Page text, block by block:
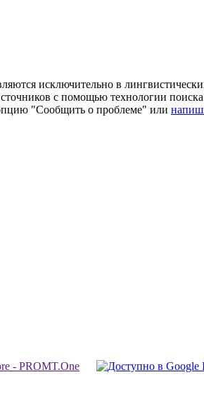
исключительно в
с помощью технологии
"Сообщить о проблеме" или